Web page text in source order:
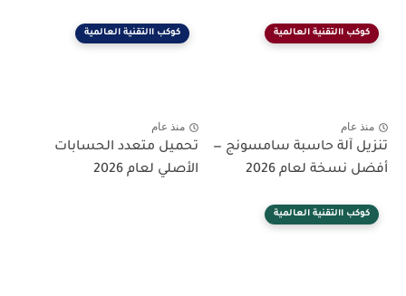
كوكب االتقنية العالمية
منذ عام
تنزيل آلة حاسبة سامسونج —
أفضل نسخة لعام 2026
كوكب االتقنية العالمية
منذ عام
تحميل متعدد الحسابات
الأصلي لعام 2026
كوكب االتقنية العالمية